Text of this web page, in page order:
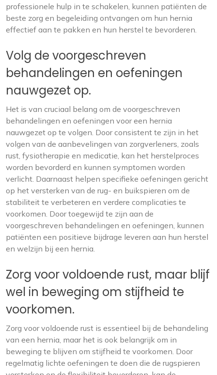
professionele hulp in te schakelen, kunnen patiënten de
beste zorg en begeleiding ontvangen om hun hernia
effectief aan te pakken en hun herstel te bevorderen.
Volg de voorgeschreven
behandelingen en oefeningen
nauwgezet op.
Het is van cruciaal belang om de voorgeschreven
behandelingen en oefeningen voor een hernia
nauwgezet op te volgen. Door consistent te zijn in het
volgen van de aanbevelingen van zorgverleners, zoals
rust, fysiotherapie en medicatie, kan het herstelproces
worden bevorderd en kunnen symptomen worden
verlicht. Daarnaast helpen specifieke oefeningen gericht
op het versterken van de rug- en buikspieren om de
stabiliteit te verbeteren en verdere complicaties te
voorkomen. Door toegewijd te zijn aan de
voorgeschreven behandelingen en oefeningen, kunnen
patiënten een positieve bijdrage leveren aan hun herstel
en welzijn bij een hernia.
Zorg voor voldoende rust, maar blijf
wel in beweging om stijfheid te
voorkomen.
Zorg voor voldoende rust is essentieel bij de behandeling
van een hernia, maar het is ook belangrijk om in
beweging te blijven om stijfheid te voorkomen. Door
regelmatig lichte oefeningen te doen die de rugspieren